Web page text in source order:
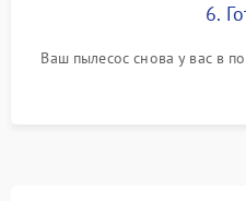
6.
Ваш пылесос снова у вас в